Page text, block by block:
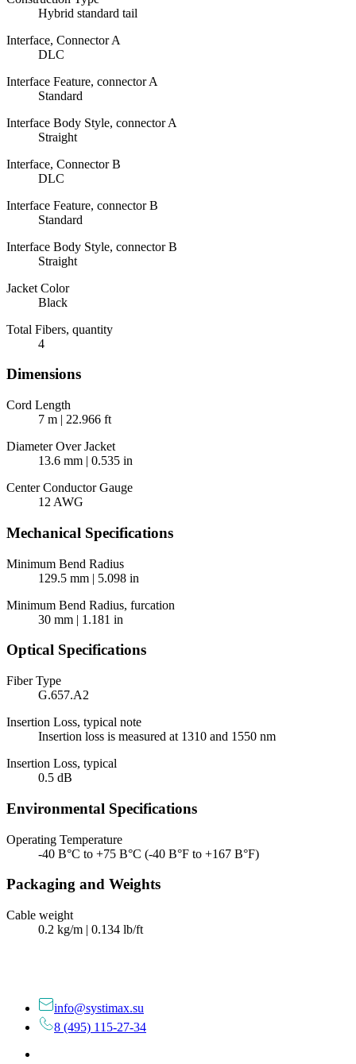
Hybrid standard tail
Interface, Connector A
DLC
Interface Feature, connector A
Standard
Interface Body Style, connector A
Straight
Interface, Connector B
DLC
Interface Feature, connector B
Standard
Interface Body Style, connector B
Straight
Jacket Color
Black
Total Fibers, quantity
4
Dimensions
Cord Length
7 m | 22.966 ft
Diameter Over Jacket
13.6 mm | 0.535 in
Center Conductor Gauge
12 AWG
Mechanical Specifications
Minimum Bend Radius
129.5 mm | 5.098 in
Minimum Bend Radius, furcation
30 mm | 1.181 in
Optical Specifications
Fiber Type
G.657.A2
Insertion Loss, typical note
Insertion loss is measured at 1310 and 1550 nm
Insertion Loss, typical
0.5 dB
Environmental Specifications
Operating Temperature
-40 В°C to +75 В°C (-40 В°F to +167 В°F)
Packaging and Weights
Cable weight
0.2 kg/m | 0.134 lb/ft
info@systimax.su
8 (495) 115-27-34